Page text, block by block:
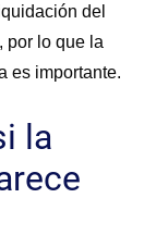
del
por lo que la
es importante.
la